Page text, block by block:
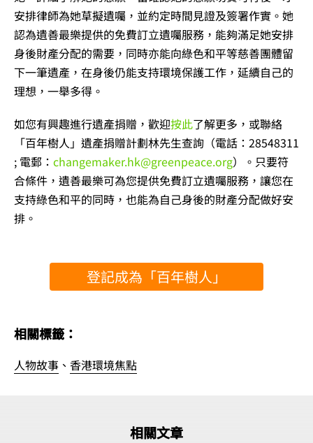
安排律師為她草擬遺囑，並約定時間見證及簽署作實。她
認為遺善最樂提供的免費訂立遺囑服務，能夠滿足她安排
身後財產分配的需要，同時亦能向綠色和平等慈善團體留
下一筆遺產，在身後仍能支持環境保護工作，延續自己的
理想，一舉多得。
如您有興趣進行遺產捐贈，歡迎按此了解更多，或聯絡
「百年樹人」遺產捐贈計劃林先生查詢（電話：28548311
; 電郵： changemaker.hk@greenpeace.org）。只要符
合條件，遺善最樂可為您提供免費訂立遺囑服務，讓您在
支持綠色和平的同時，也能為自己身後的財產分配做好安
排。
登記成為「百年樹人」
相關標籤：
人物故事 、 香港環境焦點
相關文章